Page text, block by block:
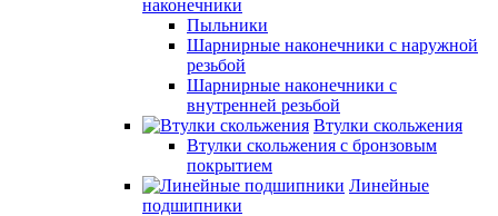
наконечники
Пыльники
Шарнирные наконечники с наружной
резьбой
Шарнирные наконечники с
внутренней резьбой
Втулки скольжения
Втулки скольжения с бронзовым
покрытием
Линейные
подшипники